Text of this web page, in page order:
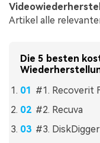
Artikel alle
Die 5 besten
#1. Recoverit
#2. Recuva
#3. DiskDigger